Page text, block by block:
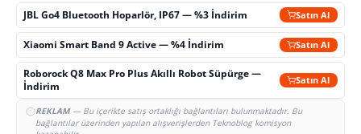
JBL Go4 Bluetooth Hoparlör, IP67 — %3 İndirim Satın Al
Xiaomi Smart Band 9 Active — %4 İndirim Satın Al
Roborock Q8 Max Pro Plus Akıllı Robot Süpürge —
İndirim
Satın Al
REKLAM— Bu içerikte satış ortaklığı bağlantıları bulunmaktadır. Bu
bağlantılar üzerinden yapılan alışverişlerden Teknoblog komisyon